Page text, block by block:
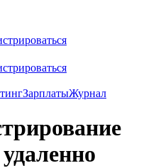
ЗарплатыЖурнал